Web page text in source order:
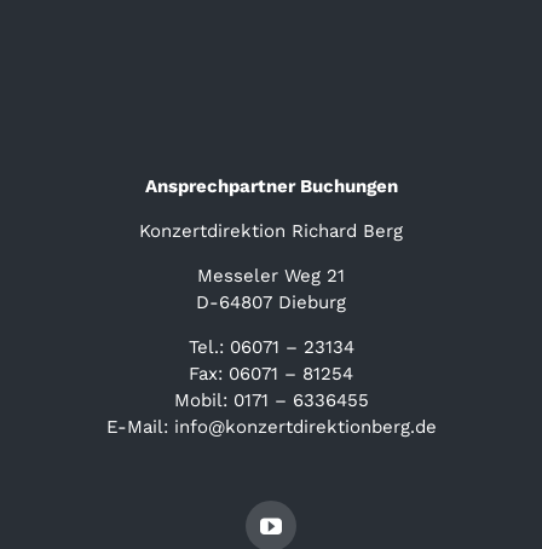
Ansprechpartner Buchungen
Konzertdirektion Richard Berg
Messeler Weg 21
D-64807 Dieburg
Tel.: 06071 – 23134
Fax: 06071 – 81254
Mobil: 0171 – 6336455
E-Mail: info@konzertdirektionberg.de